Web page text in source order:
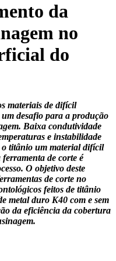
da
no
do
materiais de difícil
desafio para a produção
Baixa condutividade
e instabilidade
titânio um material difícil
de corte é
O objetivo deste
de corte no
feitos de titânio
metal duro K40 com e sem
da eficiência da cobertura